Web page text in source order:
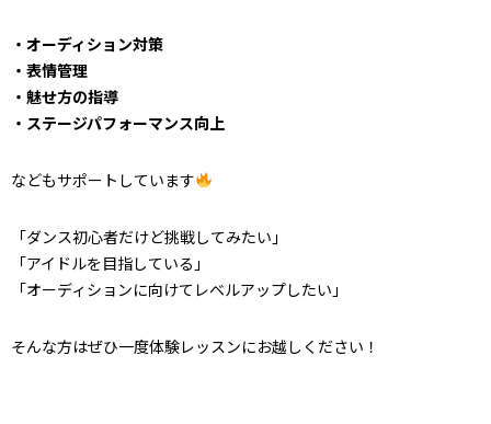
・オーディション対策
・表情管理
・魅せ方の指導
・ステージパフォーマンス向上
などもサポートしています
「ダンス初心者だけど挑戦してみたい」
「アイドルを目指している」
「オーディションに向けてレベルアップしたい」
そんな方はぜひ一度体験レッスンにお越しください！